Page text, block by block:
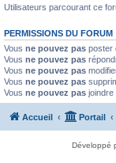
Utilisateurs parcourant ce
PERMISSIONS DU FORUM
Vous ne pouvez pas poster
Vous ne pouvez pas
Vous ne pouvez pas
Vous ne pouvez pas
Vous ne pouvez pas joindre
Accueil Portail
Développé